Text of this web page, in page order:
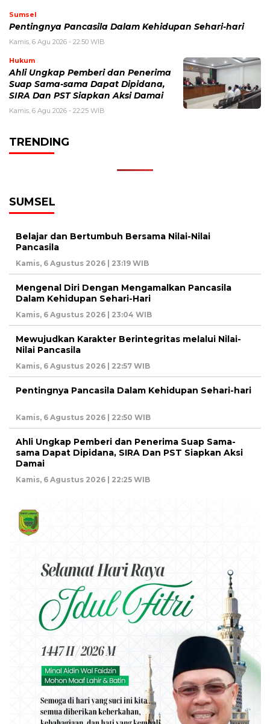
Sumsel
Pentingnya Pancasila Dalam Kehidupan Sehari-hari
Kamis, 6 Agu 2026 - 22:50 WIB
Hukum
Ahli Ungkap Pemberi dan Penerima
Suap Sama-sama Dapat Dipidana,
SIRA Dan PST Siapkan Aksi Damai
Kamis, 6 Agu 2026 - 22:25 WIB
TRENDING
SUMSEL
Belajar dan Bertumbuh Bersama Nilai-Nilai
Pancasila
Kamis, 6 Agustus 2026 | 23:19 WIB
Mengenal Diri Dengan Mengamalkan Pancasila
Dalam Kehidupan Sehari-Hari
Kamis, 6 Agustus 2026 | 23:04 WIB
Mewujudkan Karakter Berintegritas melalui Nilai-
Nilai Pancasila
Kamis, 6 Agustus 2026 | 22:57 WIB
Pentingnya Pancasila Dalam Kehidupan Sehari-hari
Kamis, 6 Agustus 2026 | 22:50 WIB
Ahli Ungkap Pemberi dan Penerima Suap Sama-
sama Dapat Dipidana, SIRA Dan PST Siapkan Aksi
Damai
Kamis, 6 Agustus 2026 | 22:25 WIB